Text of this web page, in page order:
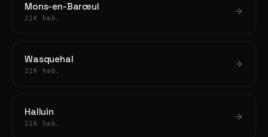
Mons-en-Barœul
21K hab.
Wasquehal
21K hab.
Halluin
21K hab.